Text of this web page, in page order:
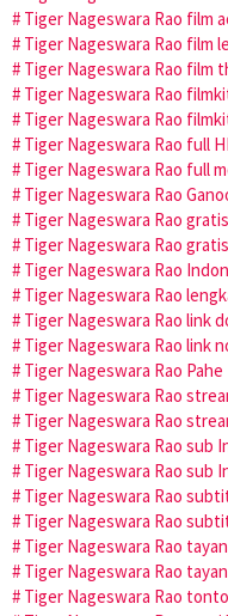
Tiger Nageswara Rao film
Tiger Nageswara Rao film
Tiger Nageswara Rao film
Tiger Nageswara Rao
Tiger Nageswara Rao
Tiger Nageswara Rao full
Tiger Nageswara Rao full
Tiger Nageswara Rao
Tiger Nageswara Rao
Tiger Nageswara Rao
Tiger Nageswara Rao
Tiger Nageswara Rao
Tiger Nageswara Rao link
Tiger Nageswara Rao link
Tiger Nageswara Rao Pahe
Tiger Nageswara Rao
Tiger Nageswara Rao
Tiger Nageswara Rao sub
Tiger Nageswara Rao sub
Tiger Nageswara Rao
Tiger Nageswara Rao
Tiger Nageswara Rao
Tiger Nageswara Rao
Tiger Nageswara Rao